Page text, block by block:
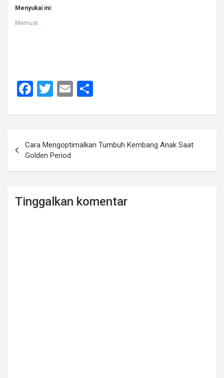
Menyukai ini:
Memuat...
F
ce
o
o
T
tt
E
ail ar
e
pos
Cara Mengoptimalkan Tumbuh Kembang Anak Saat
Golden Period
Tinggalkan komentar